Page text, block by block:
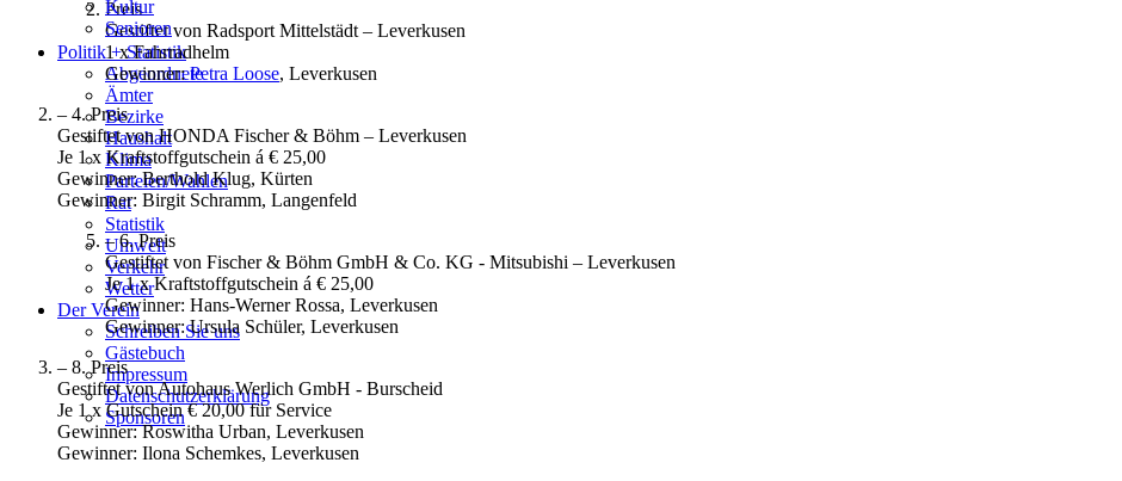
Kultur
Senioren
Stadtführer
Straßen
Politik + Statistik
Abgeordnete
Ämter
Bezirke
Haushalt
Klima
Parteien/Wahlen
Rat
Statistik
Umwelt
Verkehr
Wetter
Der Verein
Schreiben Sie uns
Gästebuch
Impressum
Datenschutzerklärung
Sponsoren
Preis
Gestiftet von Radsport Mittelstädt – Leverkusen
1 x Fahrradhelm
Gewinner:Petra Loose, Leverkusen
– 4. Preis
Gestiftet von HONDA Fischer & Böhm – Leverkusen
Je 1 x Kraftstoffgutschein á € 25,00
Gewinner: Berthold Klug, Kürten
Gewinner: Birgit Schramm, Langenfeld
– 6. Preis
Gestiftet von Fischer & Böhm GmbH & Co. KG - Mitsubishi – Leverkusen
Je 1 x Kraftstoffgutschein á € 25,00
Gewinner: Hans-Werner Rossa, Leverkusen
Gewinner: Ursula Schüler, Leverkusen
– 8. Preis
Gestiftet von Autohaus Werlich GmbH - Burscheid
Je 1 x Gutschein € 20,00 für Service
Gewinner: Roswitha Urban, Leverkusen
Gewinner: Ilona Schemkes, Leverkusen